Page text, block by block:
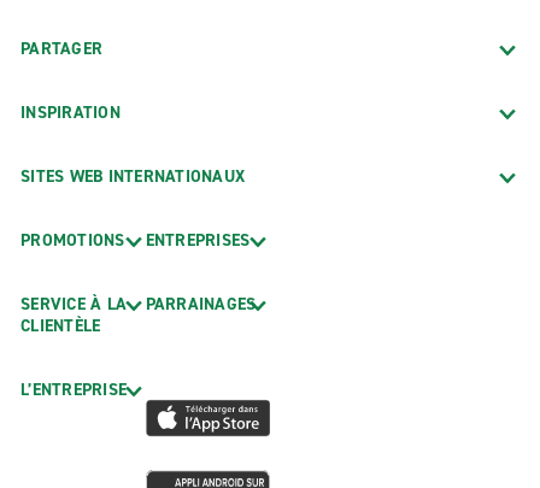
PARTAGER
INSPIRATION
SITES WEB INTERNATIONAUX
PROMOTIONS
SERVICE À LA
CLIENTÈLE
L’ENTREPRISE
ENTREPRISES
PARRAINAGES